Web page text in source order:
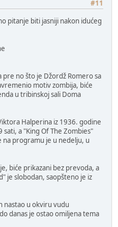
#11
pitanje biti jasniji nakon idućeg
pre no što je Džordž Romero sa
motiv zombija, biće
u tribinskoj sali Doma
Halperina iz 1936. godine
a "King Of The Zombies"
na programu je u nedelju, u
biće prikazani bez prevoda, a
je slobodan, saopšteno je iz
nastao u okviru vudu
danas je ostao omiljena tema